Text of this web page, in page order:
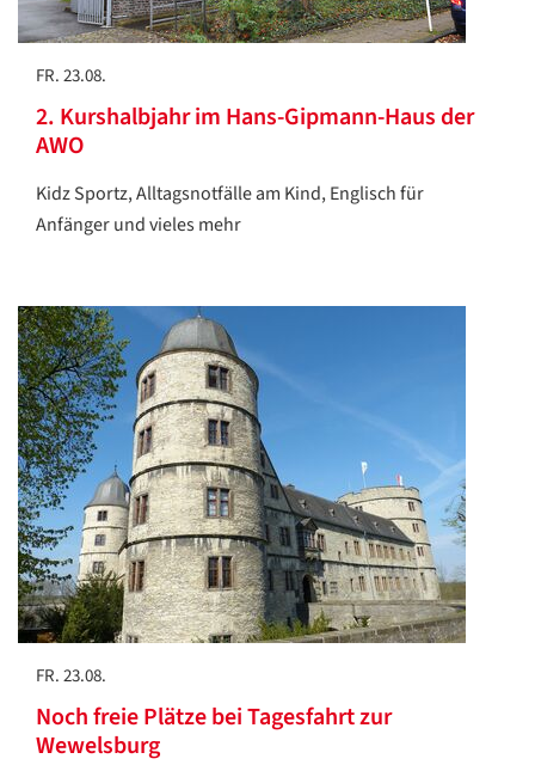
FR. 23.08.
2. Kurshalbjahr im Hans-Gipmann-Haus der
AWO
Kidz Sportz, Alltagsnotfälle am Kind, Englisch für
Anfänger und vieles mehr
FR. 23.08.
Noch freie Plätze bei Tagesfahrt zur
Wewelsburg